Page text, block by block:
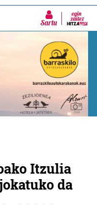
Sartu
Itzulia
da